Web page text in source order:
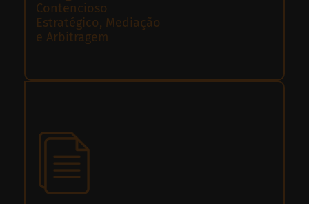
Contencioso
Estratégico, Mediação
e Arbitragem